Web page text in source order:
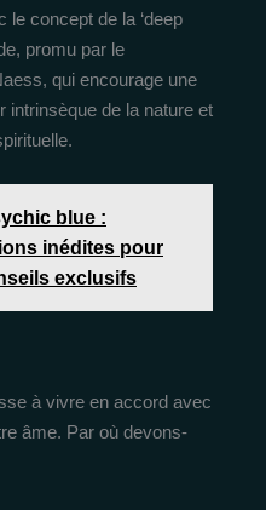
concept de la ‘deep
promu par le
qui encourage une
intrinsèque de la nature et
blue :
inédites pour
exclusifs
à vivre en accord avec
âme. Par où devons-